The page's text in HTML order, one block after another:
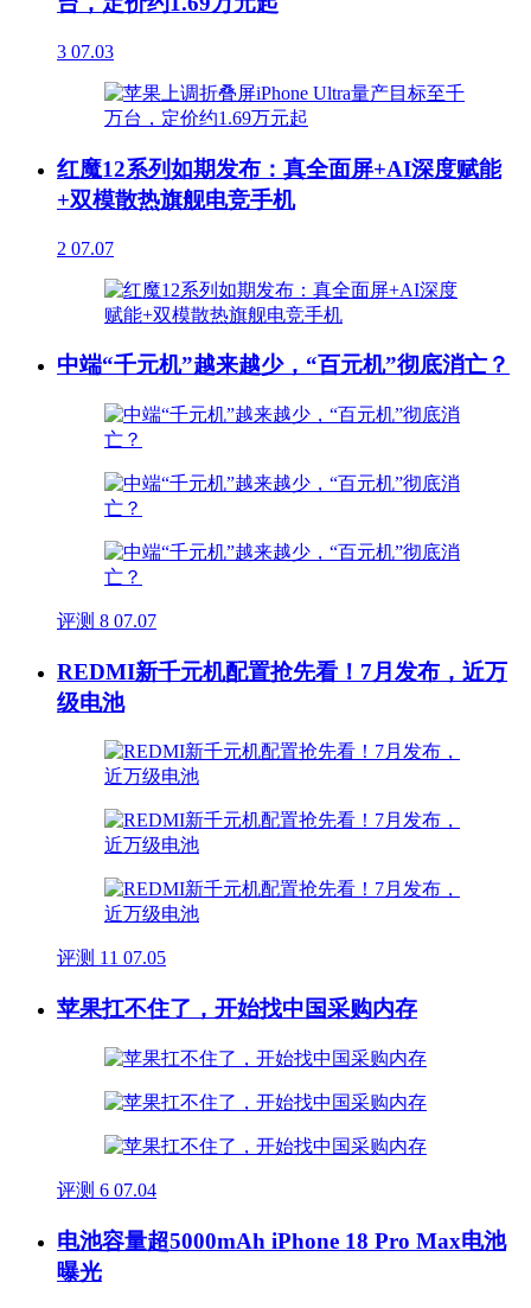
3 07.03
红魔12系列如期发布：真全面屏+AI深度赋能
+双模散热旗舰电竞手机
2 07.07
中端“千元机”越来越少，“百元机”彻底消亡？
评测 8 07.07
REDMI新千元机配置抢先看！7月发布，近万
级电池
评测 11 07.05
苹果扛不住了，开始找中国采购内存
评测 6 07.04
电池容量超5000mAh iPhone 18 Pro Max电池
曝光